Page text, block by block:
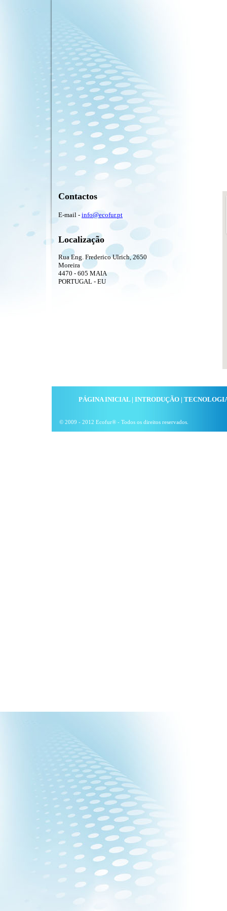
Contactos
E-mail - info@ecofur.pt
Localização
Rua Eng. Frederico Ulrich, 2650
Moreira
4470 - 605 MAIA
PORTUGAL - EU
PÁGINA INICIAL | INTRODUÇÃO |
© 2009 - 2012 Ecofur® - Todos os direitos reservados.